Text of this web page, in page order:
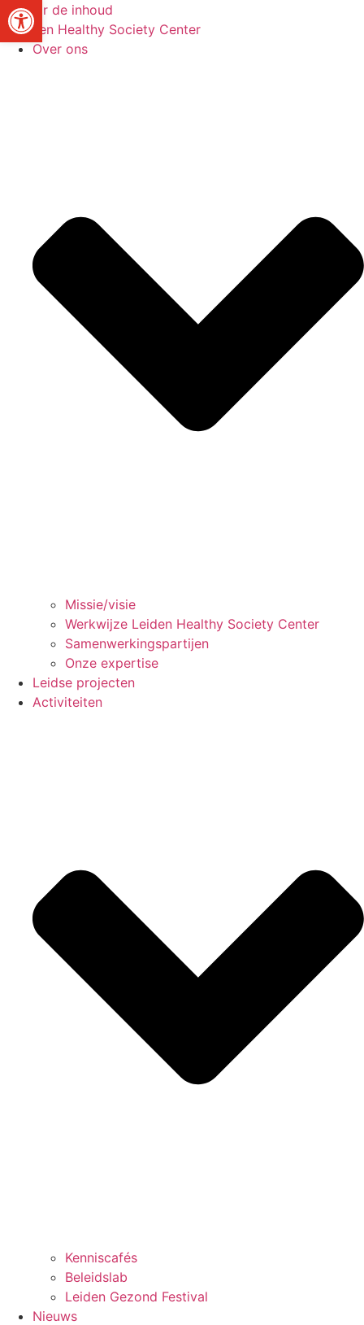
Ga naar de inhoud
Over ons
Missie/visie
Werkwijze Leiden Healthy Society Center
Samenwerkingspartijen
Onze expertise
Leidse projecten
Activiteiten
Kenniscafés
Beleidslab
Leiden Gezond Festival
Nieuws
Toolbar openen